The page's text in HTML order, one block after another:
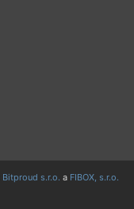
Bitproud s.r.o. a FIBOX, s.r.o.